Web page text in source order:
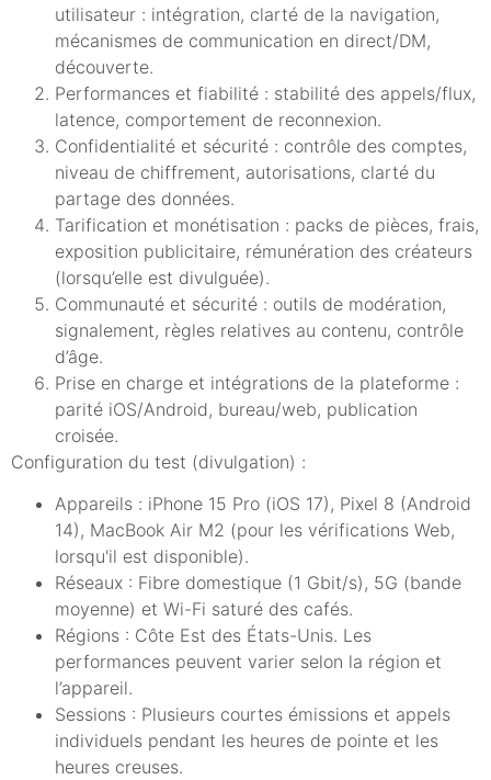
utilisateur : intégration, clarté de la navigation,
mécanismes de communication en direct/DM,
découverte.
Performances et fiabilité : stabilité des appels/flux,
latence, comportement de reconnexion.
Confidentialité et sécurité : contrôle des comptes,
niveau de chiffrement, autorisations, clarté du
partage des données.
Tarification et monétisation : packs de pièces, frais,
exposition publicitaire, rémunération des créateurs
(lorsqu’elle est divulguée).
Communauté et sécurité : outils de modération,
signalement, règles relatives au contenu, contrôle
d’âge.
Prise en charge et intégrations de la plateforme :
parité iOS/Android, bureau/web, publication
croisée.
Configuration du test (divulgation) :
Appareils : iPhone 15 Pro (iOS 17), Pixel 8 (Android
14), MacBook Air M2 (pour les vérifications Web,
lorsqu'il est disponible).
Réseaux : Fibre domestique (1 Gbit/s), 5G (bande
moyenne) et Wi-Fi saturé des cafés.
Régions : Côte Est des États-Unis. Les
performances peuvent varier selon la région et
l’appareil.
Sessions : Plusieurs courtes émissions et appels
individuels pendant les heures de pointe et les
heures creuses.